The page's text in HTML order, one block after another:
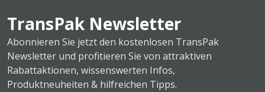
TransPak Newsletter
Abonnieren Sie jetzt den kostenlosen TransPak
Newsletter und profitieren Sie von attraktiven
Rabattaktionen, wissenswerten Infos,
Produktneuheiten & hilfreichen Tipps.